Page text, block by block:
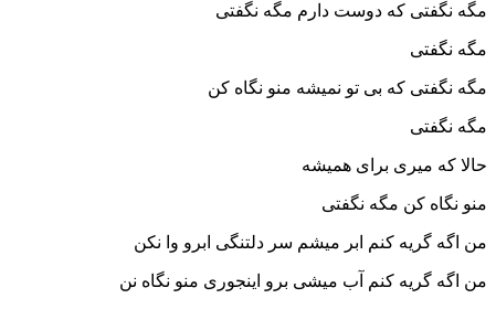
مگه نگفتی که دوست دارم مگه نگفتی
مگه نگفتی
مگه نگفتی که بی تو نمیشه منو نگاه کن
مگه نگفتی
حالا که میری برای همیشه
منو نگاه کن مگه نگفتی
من اگه گریه کنم ابر میشم سر دلتنگی ابرو وا نکن
من اگه گریه کنم آب میشی برو اینجوری منو نگاه نن